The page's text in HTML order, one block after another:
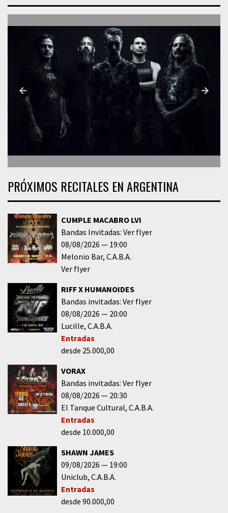
PRÓXIMOS RECITALES EN ARGENTINA
CUMPLE MACABRO LVI
Bandas Invitadas: Ver flyer
08/08/2026
19:00
Melonio Bar C.A.B.A.
Ver flyer
RIFF X HUMANOIDES
Bandas invitadas: Ver flyer
08/08/2026
20:00
Lucille C.A.B.A.
Entradas
desde 25.000,00
VORAX
Bandas invitadas: Ver flyer
08/08/2026
20:30
El Tanque Cultural C.A.B.A.
Entradas
desde 10.000,00
SHAWN JAMES
09/08/2026
19:00
Uniclub C.A.B.A.
Entradas
desde 90.000,00